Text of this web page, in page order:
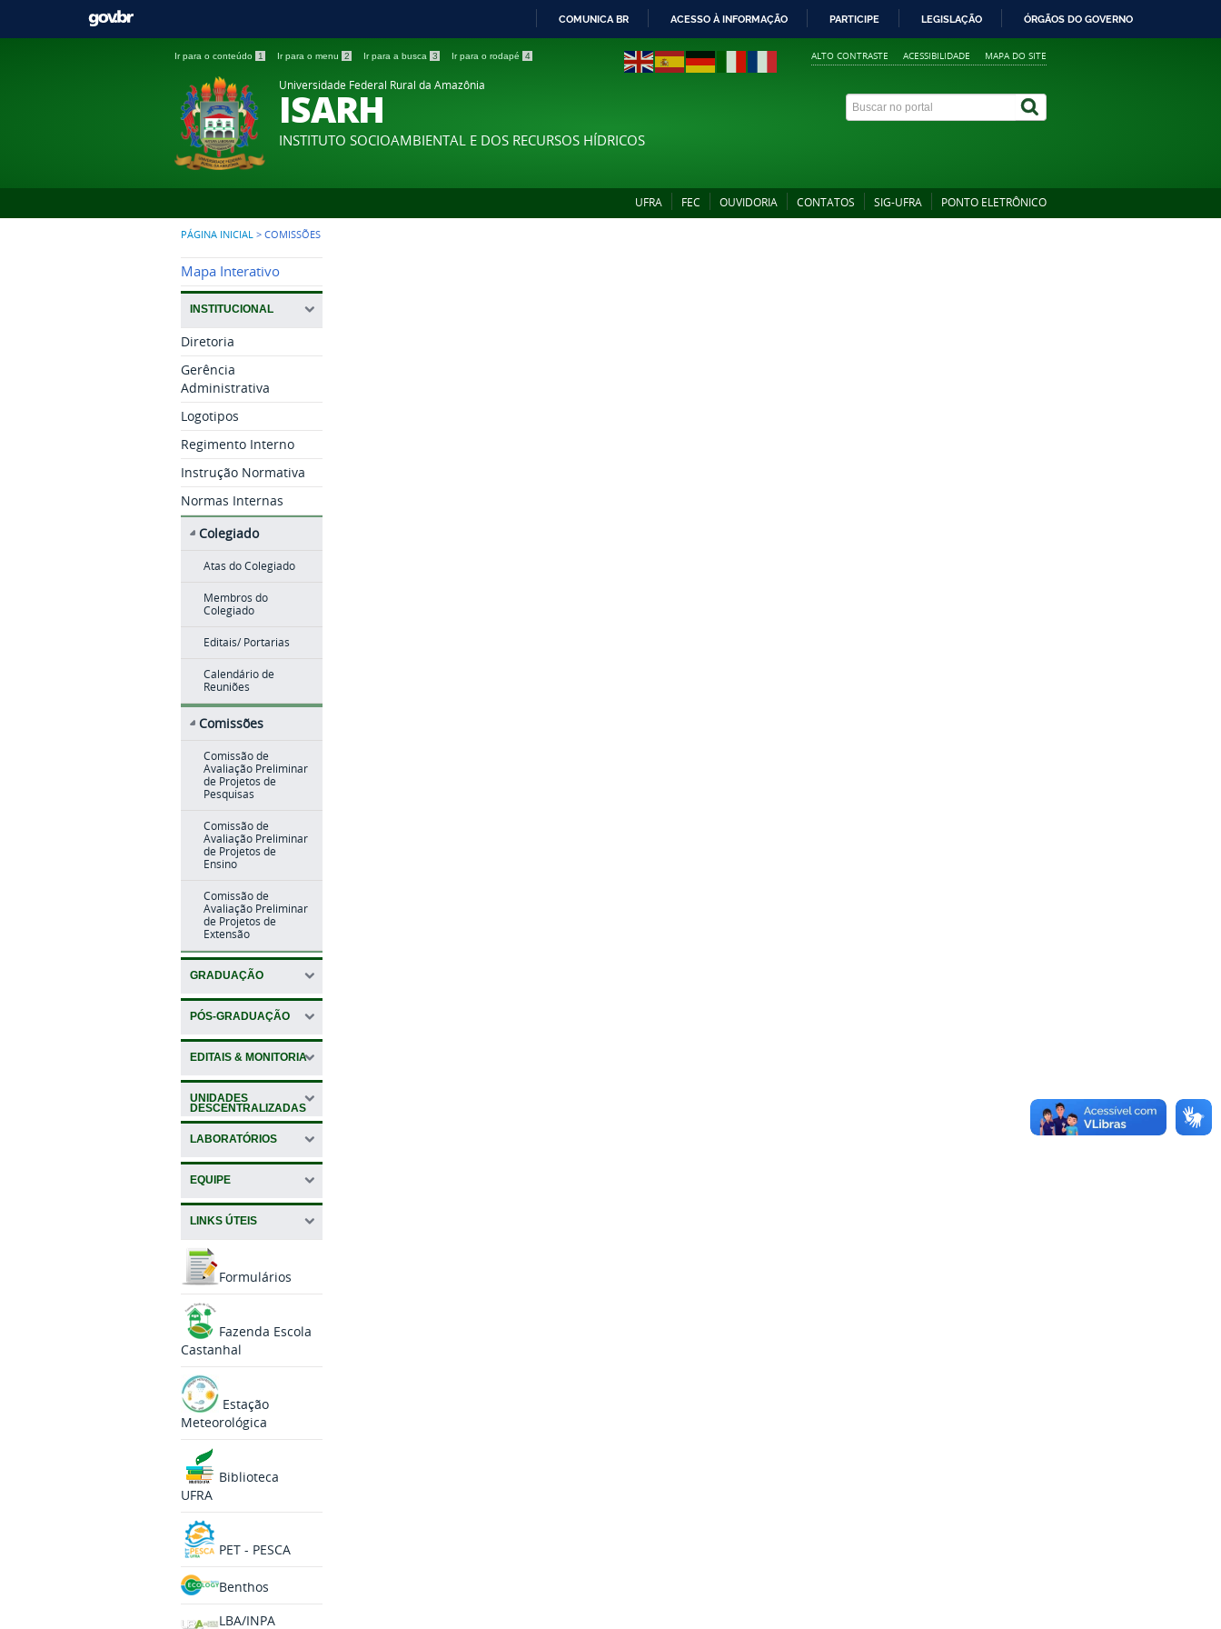
PARA
COMUNICA BR ACESSO À INFORMAÇÃO PARTICIPE LEGISLAÇÃO ÓRGÃOS DO GOVERNO
Ir para o conteúdo 1 Ir para o menu 2 Ir para a busca 3 Ir para o rodapé 4 ALTO CONTRASTE ACESSIBILIDADE MAPA DO SITE
Universidade Federal Rural da Amazônia
ISARH
INSTITUTO SOCIOAMBIENTAL E DOS RECURSOS HÍDRICOS
UFRA FEC OUVIDORIA CONTATOS SIG-UFRA PONTO ELETRÔNICO
PÁGINA INICIAL > COMISSÕES
Mapa Interativo
INSTITUCIONAL
Diretoria
Gerência
Administrativa
Logotipos
Regimento Interno
Instrução Normativa
Normas Internas
Colegiado
Atas do Colegiado
Membros do
Colegiado
Editais/ Portarias
Calendário de
Reuniões
Comissões
Comissão de
Avaliação Preliminar
de Projetos de
Pesquisas
Comissão de
Avaliação Preliminar
de Projetos de
Ensino
Comissão de
Avaliação Preliminar
de Projetos de
Extensão
GRADUAÇÃO
PÓS-GRADUAÇÃO
EDITAIS & MONITORIA
UNIDADES
DESCENTRALIZADAS
LABORATÓRIOS
EQUIPE
LINKS ÚTEIS
Formulários
Fazenda Escola
Castanhal
Estação
Meteorológica
Biblioteca
UFRA
PET - PESCA
Benthos
LBA/INPA